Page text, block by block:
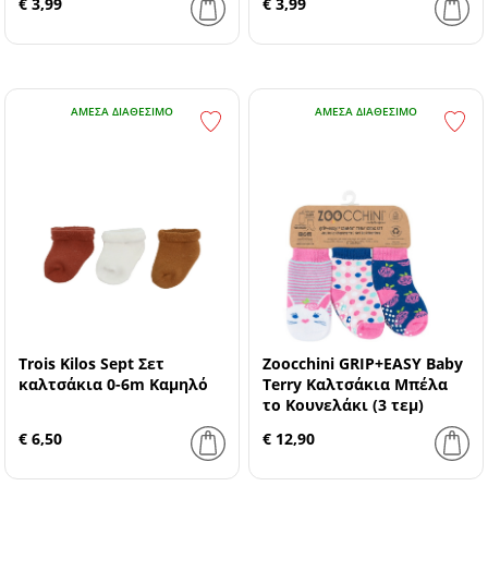
ΆΜΕΣΑ ΔΙΑΘΈΣΙΜΟ
Trois Kilos Sept Σετ
καλτσάκια 0-6m Καμηλό
€ 6,50
ΆΜΕΣΑ ΔΙΑΘΈΣΙΜΟ
Zoocchini GRIP+EASY Baby
Terry Καλτσάκια Μπέλα
το Κουνελάκι (3 τεμ)
€ 12,90